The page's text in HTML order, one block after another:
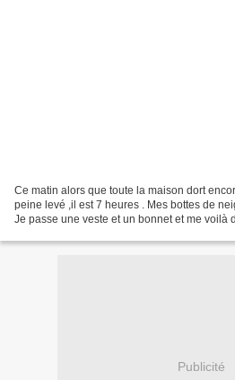
Ce matin alors que toute la maison dort
peine levé ,il est 7 heures . Mes bottes de
Je passe une veste et un bonnet et me voilà
Publicité